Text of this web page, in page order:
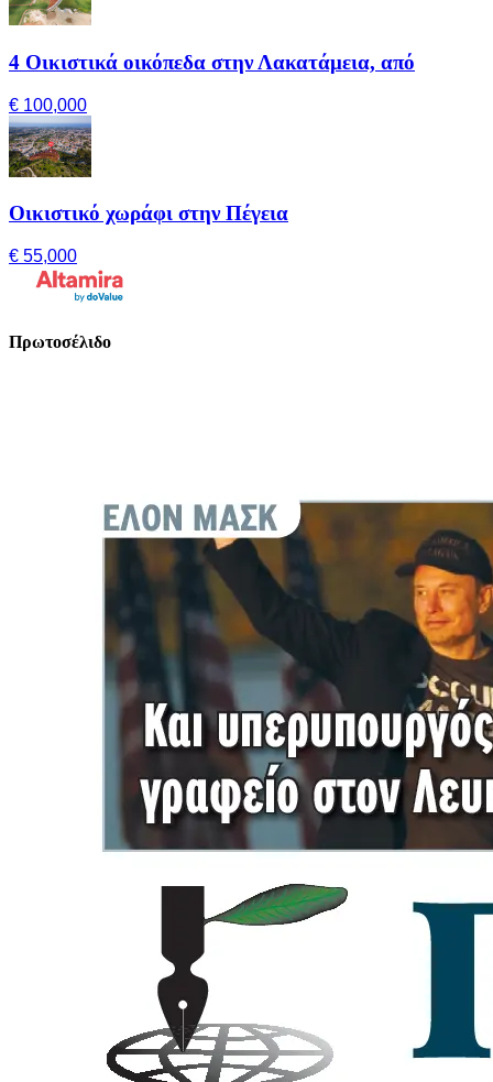
4 Οικιστικά οικόπεδα στην Λακατάμεια, από
€ 100,000
Οικιστικό χωράφι στην Πέγεια
€ 55,000
Πρωτοσέλιδο